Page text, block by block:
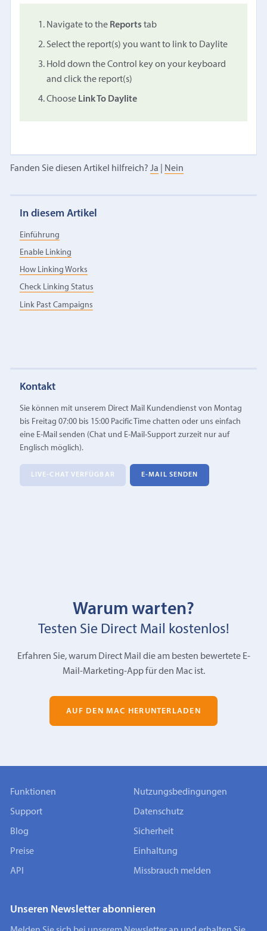
Navigate to the Reports tab
Select the report(s) you want to link to Daylite
Hold down the Control key on your keyboard
and click the report(s)
Choose Link To Daylite
Fanden Sie diesen Artikel hilfreich? Ja Nein
In diesem Artikel
Einführung
Enable Linking
How Linking Works
Check Linking Status
Link Past Campaigns
Kontakt
Sie können mit unserem Direct Mail Kundendienst von Montag
bis Freitag 07:00 bis 15:00 Pacific Time chatten oder uns einfach
eine E‑Mail senden (Chat und E-Mail-Support zurzeit nur auf
Englisch möglich).
LIVE-CHAT VERFÜGBAR E‑MAIL SENDEN
Warum warten?
Testen Sie Direct Mail kostenlos!
Erfahren Sie, warum Direct Mail die am besten bewertete E-
Mail-Marketing-App für den Mac ist.
AUF DEN MAC HERUNTERLADEN
Funktionen
Support
Blog
Preise
API
Nutzungsbedingungen
Datenschutz
Sicherheit
Einhaltung
Missbrauch melden
Unseren Newsletter abonnieren